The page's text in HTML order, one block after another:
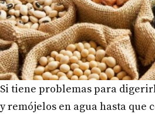
Si tiene problemas para
y remójelos en agua hasta que